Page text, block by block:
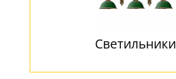
Светильники